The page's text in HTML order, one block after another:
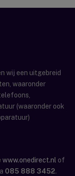
wij een uitgebreid
waaronder
(waaronder ook
www.onedirect.nl of
085 888 3452.